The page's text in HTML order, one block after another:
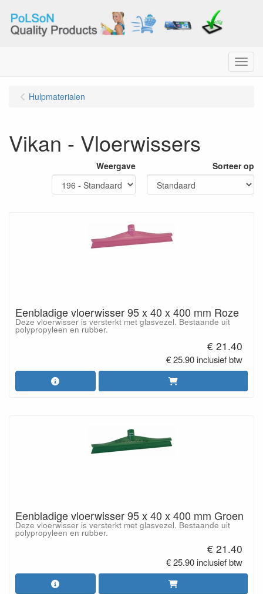
Menu
Hulpmaterialen
Vikan - Vloerwissers
Weergave Sorteer op
Eenbladige vloerwisser 95 x 40 x 400 mm Roze
Deze vloerwisser is versterkt met glasvezel. Bestaande uit
polypropyleen en rubber.
€ 21.40
€ 25.90 inclusief btw
Eenbladige vloerwisser 95 x 40 x 400 mm Groen
Deze vloerwisser is versterkt met glasvezel. Bestaande uit
polypropyleen en rubber.
€ 21.40
€ 25.90 inclusief btw